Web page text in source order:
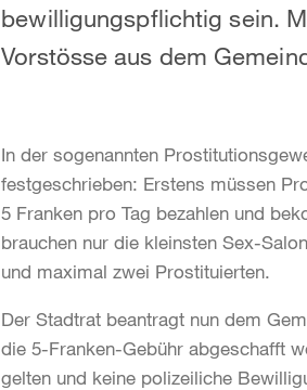
bewilligungspflichtig sein.
Vorstösse aus dem
In der sogenannten
festgeschrieben: Erstens müssen
5 Franken pro Tag bezahlen und
brauchen nur die kleinsten Sex-
und maximal zwei Prostituierten.
Der Stadtrat beantragt nun dem
die 5-Franken-Gebühr abgeschafft
gelten und keine polizeiliche